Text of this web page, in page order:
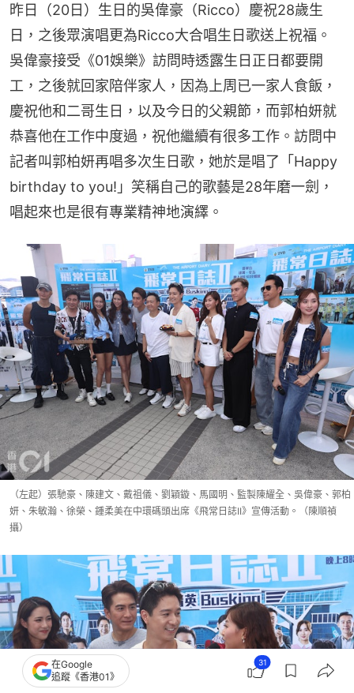
昨日（20日）生日的吳偉豪（Ricco）慶祝28歲生
日，之後眾演唱更為Ricco大合唱生日歌送上祝福。
吳偉豪接受《01娛樂》訪問時透露生日正日都要開
工，之後就回家陪伴家人，因為上周已一家人食飯，
慶祝他和二哥生日，以及今日的父親節，而郭柏妍就
恭喜他在工作中度過，祝他繼續有很多工作。訪問中
記者叫郭柏妍再唱多次生日歌，她於是唱了「Happy
birthday to you!」笑稱自己的歌藝是28年磨一劍，
唱起來也是很有專業精神地演繹。
（左起）張馳豪、陳建文、戴祖儀、劉穎鏇、馬國明、監製陳耀全、吳偉豪、郭柏
妍、朱敏瀚、徐榮、鍾柔美在中環碼頭出席《飛常日誌II》宣傳活動。（陳順禎
攝）
在Google
追蹤《香港01》
31